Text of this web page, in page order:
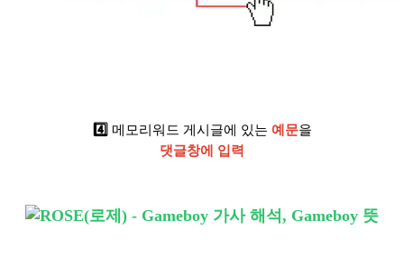
4️⃣ 메모리워드 게시글에 있는 예문을
댓글창에 입력